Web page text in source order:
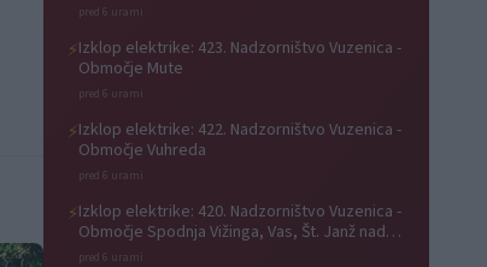
pred 6 urami
⚡Izklop elektrike: 423. Nadzorništvo Vuzenica -
Območje Mute
pred 6 urami
⚡Izklop elektrike: 422. Nadzorništvo Vuzenica -
Območje Vuhreda
pred 6 urami
⚡Izklop elektrike: 420. Nadzorništvo Vuzenica -
Območje Spodnja Vižinga, Vas, Št. Janž nad
Radljami, Suhi Vrh, Dobrava
pred 6 urami